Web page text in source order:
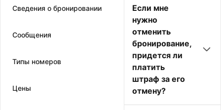
Сведения о бронировании
Сообщения
Типы номеров
Цены
Если мне
нужно
отменить
бронирование,
придется ли
платить
штраф за его
отмену?